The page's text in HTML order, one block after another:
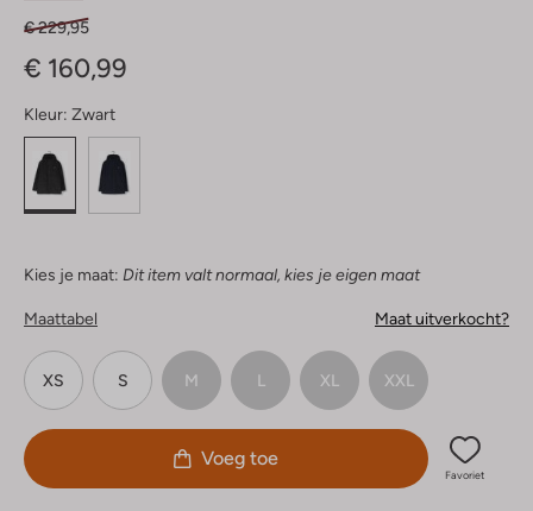
€ 229,95
€ 160,99
Kleur: Zwart
Kies je maat: Dit item valt normaal, kies je eigen maat
Maattabel Maat uitverkocht?
XS S M L XL XXL
Voeg toe
Favoriet